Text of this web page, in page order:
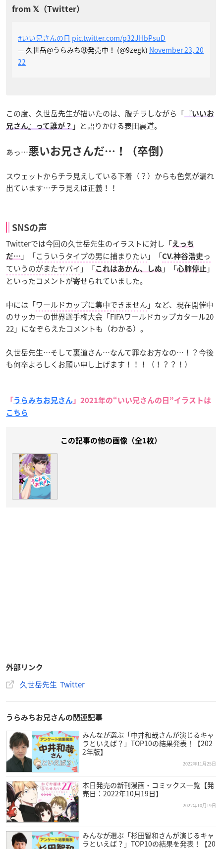
#いい兄さんの日 pic.twitter.com/p32JHbPsuD
— 久世岳@うらみち⑧発売中！ (@9zegk) November 23, 20
22
この度、久世岳先生が描いたのは、腹チラしながら「 『いいお
兄さん』って誰が？ 」と語りかける表田裏道。
あっ…悪いお兄さんだ…！（卒倒）
スウェットからチラ見えしている下着（？）からも色気が漏れ
出ています…チラ見えは正義！！
SNSの声
Twitterでは今回の久世岳先生のイラストに対し「えっち
だ… 」「こういうタイプの男に捕まりたい 」「CV.神谷浩史 っ
ていうのがまたヤバイ 」「これはあかん、しぬ 」「心肺停止 」
といったコメントが寄せられていました。
中には「ワールドカップに集中できません 」など、現在開催中
のサッカーの世界選手権大会「FIFAワールドカップカタール20
22」になぞらえたコメントも（わかる）。
久世岳先生…そして裏道さん…なんて罪なお方なの…！？今後
も何卒よろしくお願い申し上げます！！！（！？？！）
「 うらみちお兄さん 」2021年の“いい兄さんの日”イラストは
こちら
この記事の他の画像（全1枚）
外部リンク
久世岳先生 Twitter
うらみちお兄さんの関連記事
みんなが選ぶ「中井和哉さんが演じるキャ
ラといえば？」TOP10の結果発表！【202
2年版】
2022年11月25日
本日発売の新刊漫画・コミックス一覧【発
売日：2022年10月19日】
2022年10月19日
みんなが選ぶ「杉田智和さんが演じるキャ
ラといえば？」TOP10の結果を発表！【20